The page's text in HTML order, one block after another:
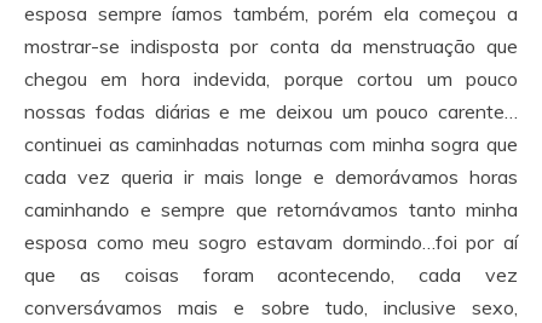
esposa sempre íamos também, porém ela começou a
mostrar-se indisposta por conta da menstruação que
chegou em hora indevida, porque cortou um pouco
nossas fodas diárias e me deixou um pouco carente…
continuei as caminhadas noturnas com minha sogra que
cada vez queria ir mais longe e demorávamos horas
caminhando e sempre que retornávamos tanto minha
esposa como meu sogro estavam dormindo…foi por aí
que as coisas foram acontecendo, cada vez
conversávamos mais e sobre tudo, inclusive sexo,